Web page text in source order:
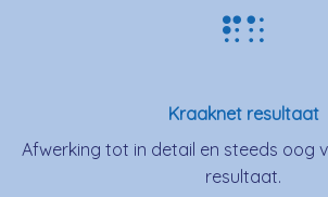
Kraaknet resultaat
Afwerking tot in detail en steeds oog
resultaat.